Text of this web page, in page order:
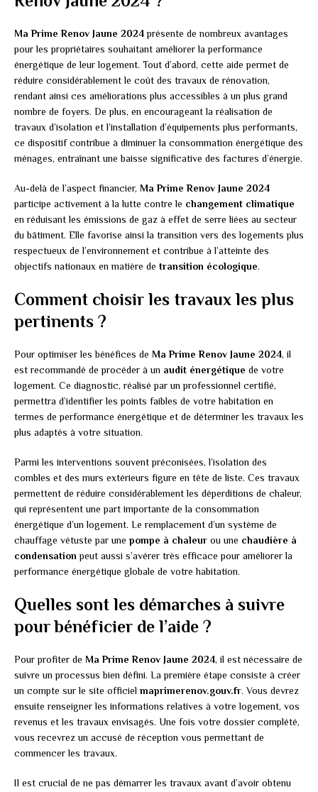
Ma Prime Renov Jaune 2024présente de nombreux avantages
pour les propriétaires souhaitant améliorer la performance
énergétique de leur logement. Tout d’abord, cette aide permet de
réduire considérablement le coût des travaux de rénovation,
rendant ainsi ces améliorations plus accessibles à un plus grand
nombre de foyers. De plus, en encourageant la réalisation de
travaux d’isolation et l’installation d’équipements plus performants,
ce dispositif contribue à diminuer la consommation énergétique des
ménages, entraînant une baisse significative des factures d’énergie.
Au-delà de l’aspect financier, Ma Prime Renov Jaune 2024
participe activement à la lutte contre le changement climatique
en réduisant les émissions de gaz à effet de serre liées au secteur
du bâtiment. Elle favorise ainsi la transition vers des logements plus
respectueux de l’environnement et contribue à l’atteinte des
objectifs nationaux en matière de transition écologique.
Comment choisir les travaux les plus
pertinents ?
Pour optimiser les bénéfices de Ma Prime Renov Jaune 2024, il
est recommandé de procéder à un audit énergétique de votre
logement. Ce diagnostic, réalisé par un professionnel certifié,
permettra d’identifier les points faibles de votre habitation en
termes de performance énergétique et de déterminer les travaux les
plus adaptés à votre situation.
Parmi les interventions souvent préconisées, l’isolation des
combles et des murs extérieurs figure en tête de liste. Ces travaux
permettent de réduire considérablement les déperditions de chaleur,
qui représentent une part importante de la consommation
énergétique d’un logement. Le remplacement d’un système de
chauffage vétuste par une pompe à chaleur ou une chaudière à
condensation peut aussi s’avérer très efficace pour améliorer la
performance énergétique globale de votre habitation.
Quelles sont les démarches à suivre
pour bénéficier de l’aide ?
Pour profiter de Ma Prime Renov Jaune 2024, il est nécessaire de
suivre un processus bien défini. La première étape consiste à créer
un compte sur le site officiel maprimerenov.gouv.fr. Vous devrez
ensuite renseigner les informations relatives à votre logement, vos
revenus et les travaux envisagés. Une fois votre dossier complété,
vous recevrez un accusé de réception vous permettant de
commencer les travaux.
Il est crucial de ne pas démarrer les travaux avant d’avoir obtenu